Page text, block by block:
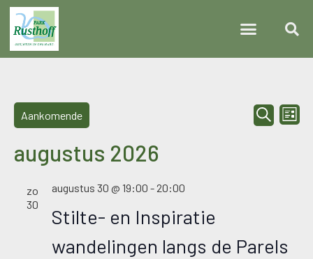
Zoeken
Lijst
Aankomende
Selecteer
datum.
augustus 2026
zo
30
augustus 30 @ 19:00 - 20:00
Stilte- en Inspiratie
wandelingen langs de Parels